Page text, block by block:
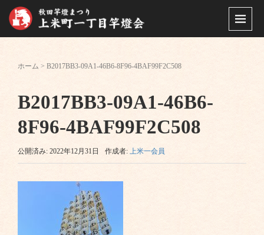
ホーム > B2017BB3-09A1-46B6-8F96-4BAF99F2C508
B2017BB3-09A1-46B6-
8F96-4BAF99F2C508
公開済み: 2022年12月31日 作成者: 上米一会員